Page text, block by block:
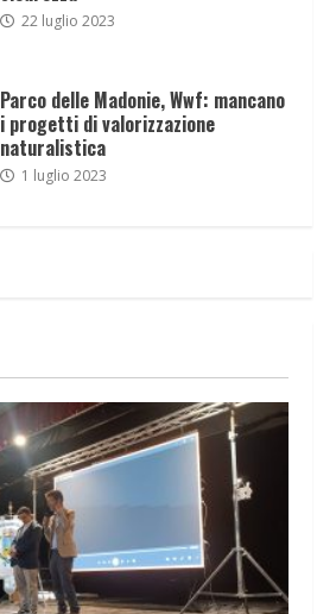
22 luglio 2023
Parco delle Madonie, Wwf: mancano
i progetti di valorizzazione
naturalistica
1 luglio 2023